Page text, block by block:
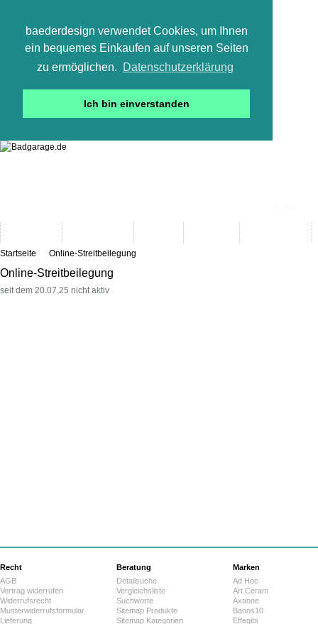
baederdesign verwendet Cookies, um Ihnen
ein bequemes Einkaufen auf unseren Seiten
zu ermöglichen.
Datenschutzerklärung
Ich bin einverstanden
Startseite Online-Streitbeilegung
Online-Streitbeilegung
seit dem 20.07.25 nicht aktiv
Recht
AGB
Vertrag widerrufen
Widerrufsrecht
Musterwiderrufsformular
Lieferung
Beratung
Detailsuche
Vergleichsliste
Suchworte
Sitemap Produkte
Sitemap Kategorien
Marken
Ad Hoc
Art Ceram
Axaone
Banos10
Effegibi